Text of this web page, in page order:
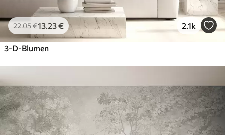
22.05€13.23€ 2.1k
3-D-Blumen